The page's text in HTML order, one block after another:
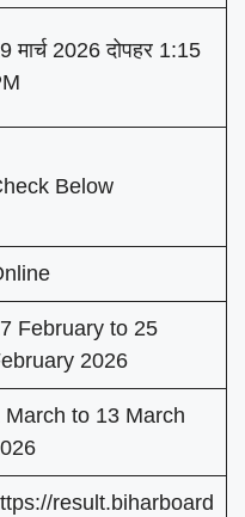
मार्च 2026 दोपहर 1:15
Below
February to 25
2026
March to 13 March
result.biharboard